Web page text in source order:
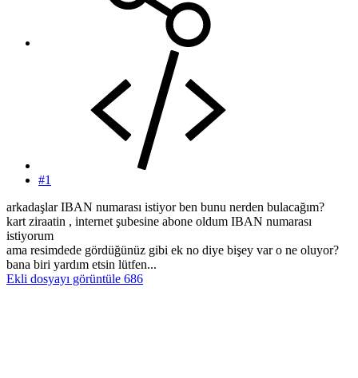
#1
arkadaşlar IBAN numarası istiyor ben bunu nerden bulacağım?
kart ziraatin , internet şubesine abone oldum IBAN numarası
istiyorum
ama resimdede gördüğünüz gibi ek no diye bişey var o ne oluyor?
bana biri yardım etsin lütfen...
Ekli dosyayı görüntüle 686